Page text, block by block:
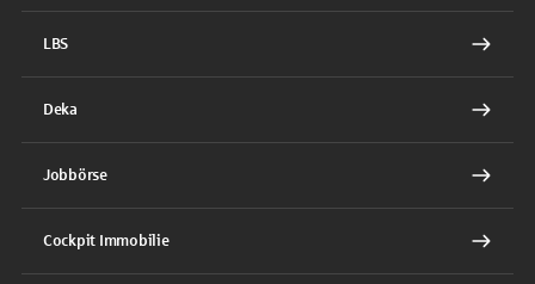
LBS
Deka
Jobbörse
Cockpit Immobilie